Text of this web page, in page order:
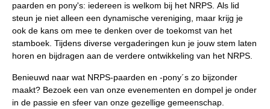
Statuten en reglementen
Privacyverklaring
Algemeen
Paardenpaspoort aanvragen
Import registratie
Privacyverklaring
paarden en pony's: iedereen is welkom bij het NRPS. Als lid
steun je niet alleen een dynamische vereniging, maar krijg je
ook de kans om mee te denken over de toekomst van het
stamboek. Tijdens diverse vergaderingen kun je jouw stem laten
horen en bijdragen aan de verdere ontwikkeling van het NRPS.
Benieuwd naar wat NRPS-paarden en -pony´s zo bijzonder
maakt? Bezoek een van onze evenementen en dompel je onder
in de passie en sfeer van onze gezellige gemeenschap.